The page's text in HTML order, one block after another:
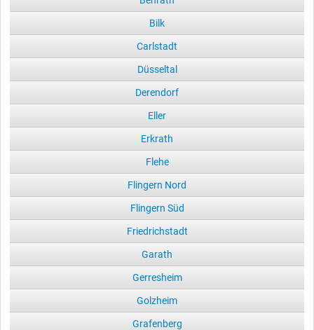
Bilk
Carlstadt
Düsseltal
Derendorf
Eller
Erkrath
Flehe
Flingern Nord
Flingern Süd
Friedrichstadt
Garath
Gerresheim
Golzheim
Grafenberg